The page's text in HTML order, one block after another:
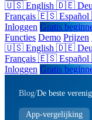
🇺🇸 English 🇩🇪
Français 🇪🇸 Español
Inloggen Gratis
Functies Demo Prijzen
🇺🇸 English 🇩🇪
Français 🇪🇸 Español
Inloggen Gratis
Blog/De beste
App-vergelijking